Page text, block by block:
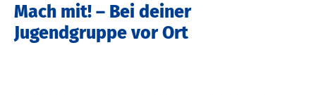
Mach mit! – Bei deiner
Jugendgruppe vor Ort